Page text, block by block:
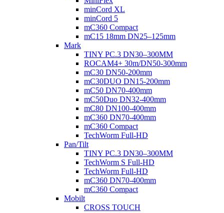
minCord XL
minCord 5
mC360 Compact
mC15 18mm DN25–125mm
Mark
TINY PC.3 DN30–300MM
ROCAM4+ 30m/DN50-300mm
mC30 DN50-200mm
mC30DUO DN15-200mm
mC50 DN70-400mm
mC50Duo DN32-400mm
mC80 DN100-400mm
mC360 DN70-400mm
mC360 Compact
TechWorm Full-HD
Pan/Tilt
TINY PC.3 DN30–300MM
TechWorm S Full-HD
TechWorm Full-HD
mC360 DN70-400mm
mC360 Compact
Mobilt
CROSS TOUCH